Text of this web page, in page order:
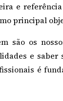
e
principal
são os
e saber
é